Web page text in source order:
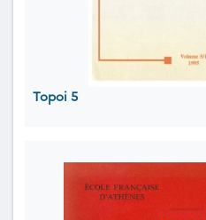
Topoi 5